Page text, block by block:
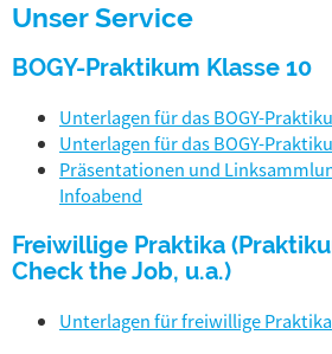
Unser Service
BOGY-Praktikum Klasse 10
Unterlagen für das BOGY-
Unterlagen für das BOGY-
Präsentationen und
Infoabend
Freiwillige Praktika
Check the Job, u.a.)
Unterlagen für freiwillige Praktika